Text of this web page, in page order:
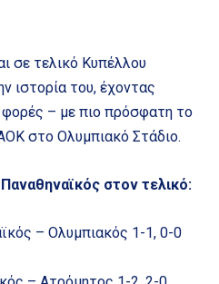
σε τελικό Κυπέλλου
ιστορία του, έχοντας
– με πιο πρόσφατη το
στο Ολυμπιακό Στάδιο.
στον τελικό:
– Ολυμπιακός 1-1, 0-0